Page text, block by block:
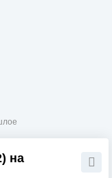
на